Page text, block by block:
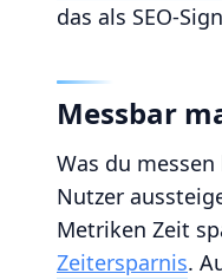
das als SEO-
Messbar
Was du
Nutzer
Metriken Zeit
Zeitersparnis.